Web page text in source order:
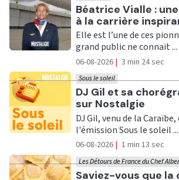
Ecouter
Béatrice Vialle :
à la carrière
Elle est l’une de ces
grand public ne connait ...
06-08-2026 | 3 min 24 sec
Ecouter
DJ Gil et sa
sur Nostalgie
Sous le soleil
DJ Gil, venu de la
l'émission Sous le soleil ...
06-08-2026 | 1 min 13 sec
Ecouter
Saviez-vous que la
Les Détours de France du Chef